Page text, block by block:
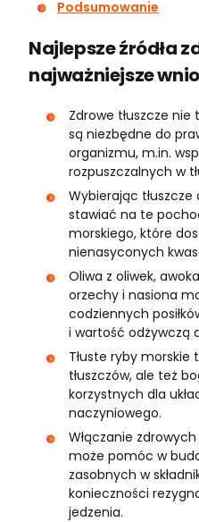
Podsumowanie
Najlepsze źródła
najważniejsze
Zdrowe tłuszcze
są niezbędne do
organizmu, m.in.
rozpuszczalnych w
Wybierając tłuszcze
stawiać na te
morskiego, które
nienasyconych
Oliwa z oliwek,
orzechy i nasiona
codziennych
i wartość odżywczą
Tłuste ryby morskie
tłuszczów, ale też
korzystnych dla
naczyniowego.
Włączanie
może pomóc w
zasobnych w
konieczności
jedzenia.